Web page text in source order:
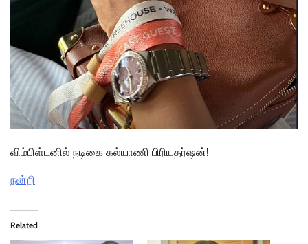
விம்பிள்டனில் நடிகை கல்யாணி பிரியதர்ஷன்!
நன்றி
Related